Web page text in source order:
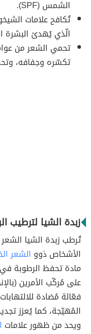
الشمس (SPF).
الّذي يُهدئ البشرة
تحمي الشعر من
تكسّره وجفافه،
زبدة الشيا لترطيب
تُرطب زبدة الشيا
الأشخاص ذوو الشعر
مادة تحفظ الرطوبة
فعّالة مُضادة
المُهيّجة، كما يُعزز
ويحد من ظهور علامات